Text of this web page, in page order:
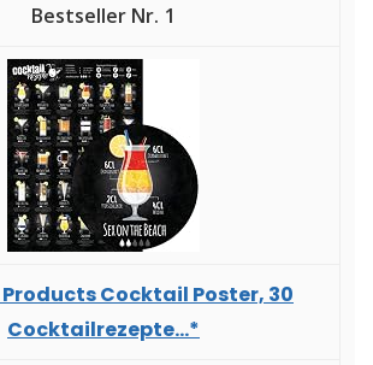
1
Cocktail Poster, 30
Cocktailrezepte...*